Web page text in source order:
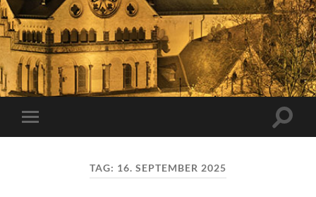
Mobile-
Menü
TAG: 16. SEPTEMBER 2025